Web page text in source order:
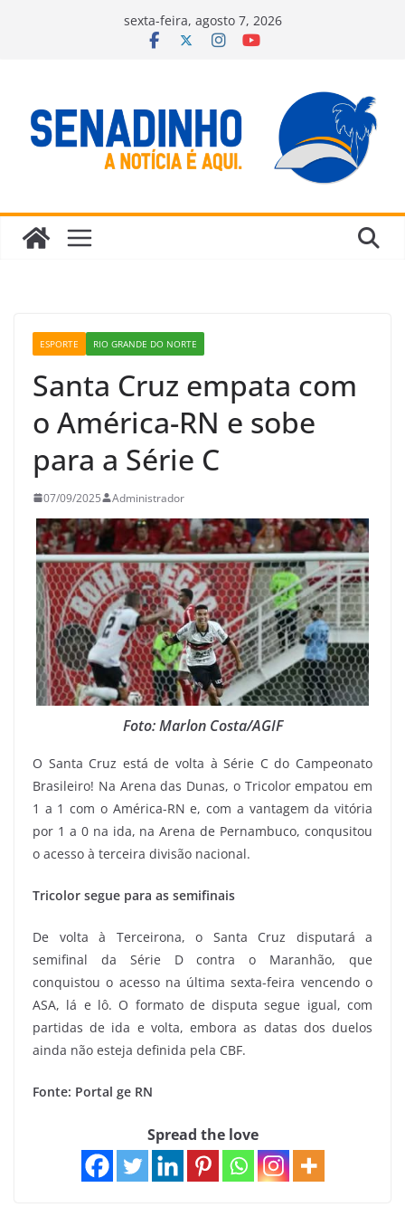
sexta-feira, agosto 7, 2026
ESPORTE RIO GRANDE DO NORTE
Santa Cruz empata com
o América-RN e sobe
para a Série C
07/09/2025 Administrador
Foto: Marlon Costa/AGIF
O Santa Cruz está de volta à Série C do Campeonato
Brasileiro! Na Arena das Dunas, o Tricolor empatou em
1 a 1 com o América-RN e, com a vantagem da vitória
por 1 a 0 na ida, na Arena de Pernambuco, conqusitou
o acesso à terceira divisão nacional.
Tricolor segue para as semifinais
De volta à Terceirona, o Santa Cruz disputará a
semifinal da Série D contra o Maranhão, que
conquistou o acesso na última sexta-feira vencendo o
ASA, lá e lô. O formato de disputa segue igual, com
partidas de ida e volta, embora as datas dos duelos
ainda não esteja definida pela CBF.
Fonte: Portal ge RN
Spread the love